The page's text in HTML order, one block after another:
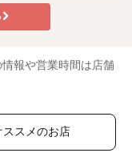
報や営業時間は店舗
スメのお店